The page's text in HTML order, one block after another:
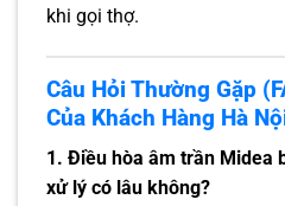
khi gọi thợ.
Câu Hỏi Thường Gặp
Của Khách Hàng Hà
1. Điều hòa âm trần Midea
xử lý có lâu không?